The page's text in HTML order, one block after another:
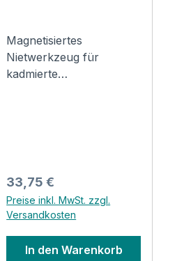
Magnetisiertes
Nietwerkzeug für
kadmierte
Produktsicherheit und
Kontaktinformationen
des Herstellers: ALUJET
GmbH Ahornstrasse 16
E-Mail: info@alujet.de
Regulärer Preis:
33,75 €
Preise inkl. MwSt. zzgl.
Versandkosten
In den Warenkorb